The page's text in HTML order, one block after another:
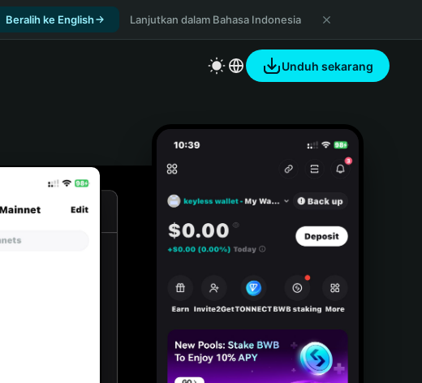
Beralih ke English Lanjutkan dalam Bahasa Indonesia
Unduh sekarang